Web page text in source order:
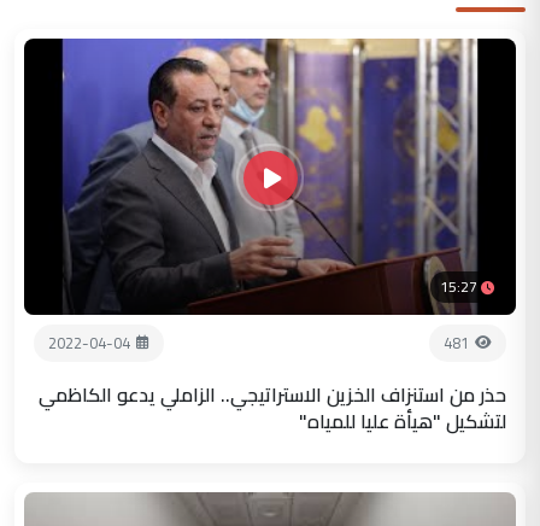
15:27
481
2022-04-04
حذر من استنزاف الخزين الاستراتيجي.. الزاملي يدعو الكاظمي
لتشكيل "هيأة عليا للمياه"